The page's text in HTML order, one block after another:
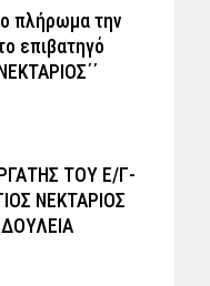
πλήρωμα την
επιβατηγό
TOY Ε/Γ-
ΝΕΚΤΑΡΙΟΣ
ΔΟΥΛΕΙΑ